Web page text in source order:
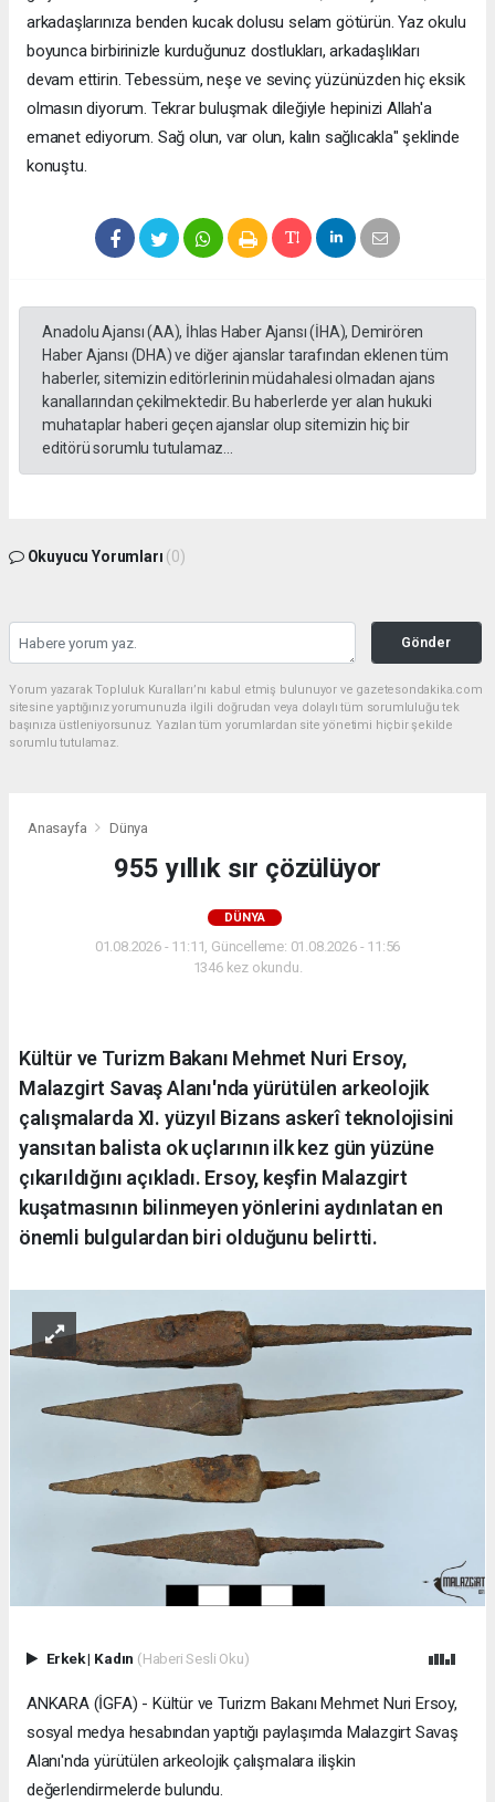
arkadaşlarınıza benden kucak dolusu selam götürün. Yaz okulu
boyunca birbirinizle kurduğunuz dostlukları, arkadaşlıkları
devam ettirin. Tebessüm, neşe ve sevinç yüzünüzden hiç eksik
olmasın diyorum. Tekrar buluşmak dileğiyle hepinizi Allah'a
emanet ediyorum. Sağ olun, var olun, kalın sağlıcakla" şeklinde
konuştu.
Anadolu Ajansı (AA), İhlas Haber Ajansı (İHA), Demirören
Haber Ajansı (DHA) ve diğer ajanslar tarafından eklenen tüm
haberler, sitemizin editörlerinin müdahalesi olmadan ajans
kanallarından çekilmektedir. Bu haberlerde yer alan hukuki
muhataplar haberi geçen ajanslar olup sitemizin hiç bir
editörü sorumlu tutulamaz...
Okuyucu Yorumları (0)
Gönder
Yorum yazarak Topluluk Kuralları’nı kabul etmiş bulunuyor ve gazetesondakika.com
sitesine yaptığınız yorumunuzla ilgili doğrudan veya dolaylı tüm sorumluluğu tek
başınıza üstleniyorsunuz. Yazılan tüm yorumlardan site yönetimi hiçbir şekilde
sorumlu tutulamaz.
Anasayfa Dünya
955 yıllık sır çözülüyor
DÜNYA
01.08.2026 - 11:11, Güncelleme: 01.08.2026 - 11:56
1346 kez okundu.
Kültür ve Turizm Bakanı Mehmet Nuri Ersoy,
Malazgirt Savaş Alanı'nda yürütülen arkeolojik
çalışmalarda XI. yüzyıl Bizans askerî teknolojisini
yansıtan balista ok uçlarının ilk kez gün yüzüne
çıkarıldığını açıkladı. Ersoy, keşfin Malazgirt
kuşatmasının bilinmeyen yönlerini aydınlatan en
önemli bulgulardan biri olduğunu belirtti.
Erkek| Kadın (Haberi Sesli Oku)
ANKARA (İGFA) - Kültür ve Turizm Bakanı Mehmet Nuri Ersoy,
sosyal medya hesabından yaptığı paylaşımda Malazgirt Savaş
Alanı'nda yürütülen arkeolojik çalışmalara ilişkin
değerlendirmelerde bulundu.